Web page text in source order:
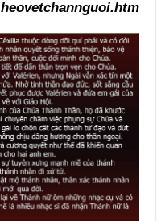
heovetchannguoi.htm